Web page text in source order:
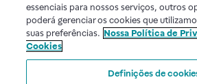
essenciais para nossos serviços, outros
poderá gerenciar os cookies que
suas preferências. Nossa Política de
Cookies
Definições de